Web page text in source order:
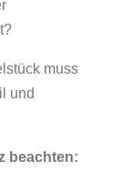
muss
und
beachten: